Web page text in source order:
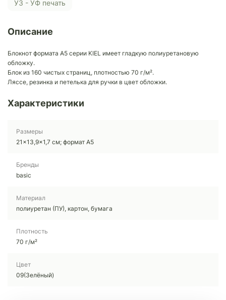
У3 - УФ печать
Описание
Блокнот формата А5 серии KIEL имеет гладкую полиуретановую
обложку.
Блок из 160 чистых страниц, плотностью 70 г/м².
Ляссе, резинка и петелька для ручки в цвет обложки.
Характеристики
Размеры
21x13,9x1,7 см; формат А5
Бренды
basic
Материал
полиуретан (ПУ), картон, бумага
Плотность
70 г/м²
Цвет
09(Зелёный)